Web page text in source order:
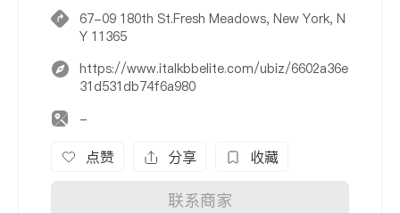
67-09 180th St.Fresh Meadows, New York, N
Y 11365
https://www.italkbbelite.com/ubiz/6602a36e
31d531db74f6a980
-
点赞 分享 收藏
联系商家